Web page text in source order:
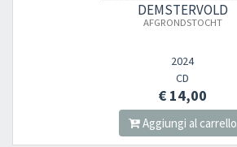
DEMSTERVOLD
AFGRONDSTOCHT
2024
CD
€ 14,00
Aggiungi al carrello